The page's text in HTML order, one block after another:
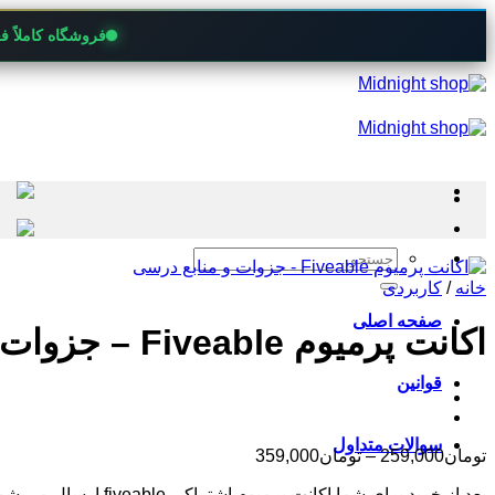
فروشگاه کاملاً
Skip
to
جستجو
برای:
صفحه اصلی
قوانین
سوالات متداول
خانه / کاربردی
اکانت پرمیوم Fiveable – جزوات و منابع درسی
تومان259,000
– تومان359,000محدوده